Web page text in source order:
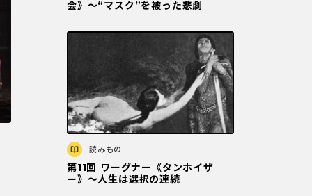
会》〜“マスク”を被った悲劇
読みもの
第11回 ワーグナー《タンホイザ
ー》〜人生は選択の連続